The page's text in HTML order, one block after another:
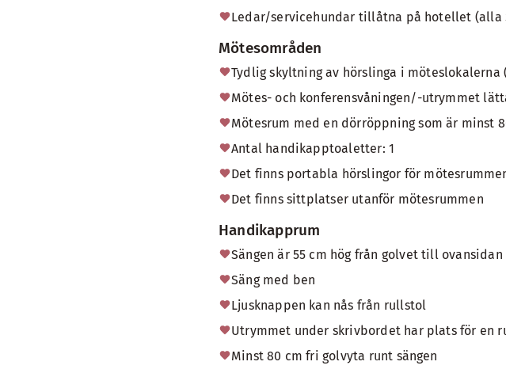
Ledar/servicehundar tillåtna på hotellet (alla
Mötesområden
Tydlig skyltning av hörslinga i
Mötes- och konferensvåningen/-utrymmet
Mötesrum med en dörröppning som är minst
Antal handikapptoaletter: 1
Det finns portabla hörslingor för
Det finns sittplatser utanför mötesrummen
Handikapprum
Sängen är 55 cm hög från golvet till ovansidan
Säng med ben
Ljusknappen kan nås från rullstol
Utrymmet under skrivbordet har plats för en
Minst 80 cm fri golvyta runt sängen